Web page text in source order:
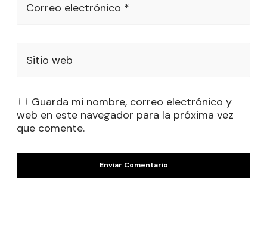
Correo electrónico *
Sitio web
Guarda mi nombre, correo electrónico y
web en este navegador para la próxima vez
que comente.